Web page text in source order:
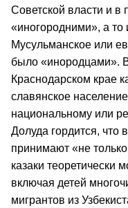
Советской власти и в
«иногородними», а
Мусульманское или
было «инородцами».
Краснодарском крае
славянское
национальному или
Долуда гордится, что
принимают «не
казаки теоретически
включая детей
мигрантов из